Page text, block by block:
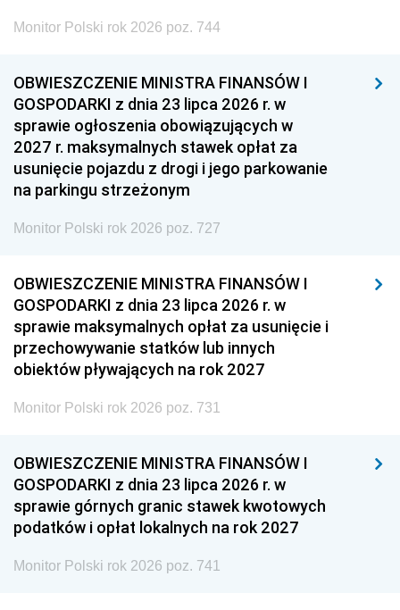
Monitor Polski rok 2026 poz. 744
OBWIESZCZENIE MINISTRA FINANSÓW I
GOSPODARKI z dnia 23 lipca 2026 r. w
sprawie ogłoszenia obowiązujących w
2027 r. maksymalnych stawek opłat za
usunięcie pojazdu z drogi i jego parkowanie
na parkingu strzeżonym
Monitor Polski rok 2026 poz. 727
OBWIESZCZENIE MINISTRA FINANSÓW I
GOSPODARKI z dnia 23 lipca 2026 r. w
sprawie maksymalnych opłat za usunięcie i
przechowywanie statków lub innych
obiektów pływających na rok 2027
Monitor Polski rok 2026 poz. 731
OBWIESZCZENIE MINISTRA FINANSÓW I
GOSPODARKI z dnia 23 lipca 2026 r. w
sprawie górnych granic stawek kwotowych
podatków i opłat lokalnych na rok 2027
Monitor Polski rok 2026 poz. 741